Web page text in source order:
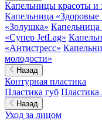
Капельницы красоты и
Капельница «Здоровые
«Золушка» Капельница
«Супер JetLag»
«Антистресс»
молодости»
Назад
Контурная пластика
Пластика губ Пластика
Назад
Уход за лицом